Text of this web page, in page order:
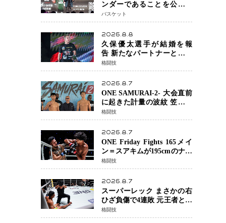
ンダーであることを公にし
ているエネス・カンターが
WNBAドラフト参戦を表明
「参加資格を満たしてい
る」異例の挑戦、その背景
に女子スポーツを巡る議論
バスケット
2026.8.8
久保優太選手が結婚を報
告 新たなパートナーと歩む
「集大成の一年」競技生活
を支える存在に感謝
格闘技
2026.8.7
ONE SAMURAI-2- 大会直前
に起きた計量の波紋 笠原弘
希ら注目ファイターは契約
体重で決戦へ、山本歩夢と
平山諒選手戦は中止に
格闘技
2026.8.7
ONE Friday Fights 165メイ
ン＝スアキムが195cmのナビ
ル・アナンからダウン奪
取！猛反撃を耐え抜き判定
勝利、8連勝を達成
格闘技
2026.8.7
スーパーレック まさかの右
ひざ負傷で4連敗 元王者とし
て異例の苦境…「アクシデ
ント」でも消えない危険信
格闘技